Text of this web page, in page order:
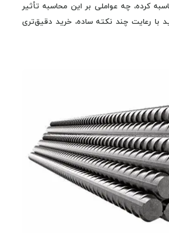
کرده، چه عواملی بر این محاسبه تأثیر
با رعایت چند نکته ساده، خرید دقیق‌تری